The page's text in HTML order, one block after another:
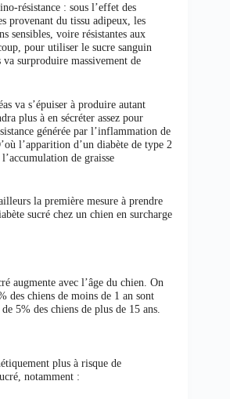
résistance : sous l’effet des
provenant du tissu adipeux, les
sensibles, voire résistantes aux
pour utiliser le sucre sanguin
surproduire massivement de
va s’épuiser à produire autant
plus à en sécréter assez pour
générée par l’inflammation de
l’apparition d’un diabète de type 2
de graisse
la première mesure à prendre
sucré chez un chien en surcharge
augmente avec l’âge du chien. On
des chiens de moins de 1 an sont
5% des chiens de plus de 15 ans.
plus à risque de
notamment :